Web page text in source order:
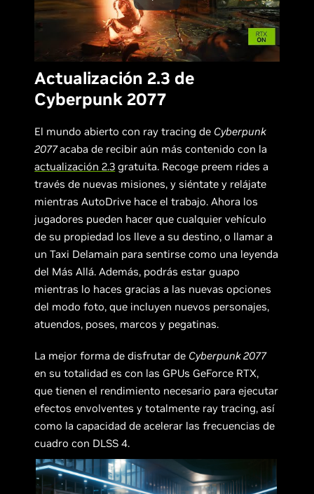
Actualización 2.3 de
Cyberpunk 2077
El mundo abierto con ray tracing de Cyberpunk
2077acaba de recibir aún más contenido con la
actualización 2.3 gratuita. Recoge preem rides a
través de nuevas misiones, y siéntate y relájate
mientras AutoDrive hace el trabajo. Ahora los
jugadores pueden hacer que cualquier vehículo
de su propiedad los lleve a su destino, o llamar a
un Taxi Delamain para sentirse como una leyenda
del Más Allá. Además, podrás estar guapo
mientras lo haces gracias a las nuevas opciones
del modo foto, que incluyen nuevos personajes,
atuendos, poses, marcos y pegatinas.
La mejor forma de disfrutar de Cyberpunk 2077
en su totalidad es con las GPUs GeForce RTX,
que tienen el rendimiento necesario para ejecutar
efectos envolventes y totalmente ray tracing, así
como la capacidad de acelerar las frecuencias de
cuadro con DLSS 4.